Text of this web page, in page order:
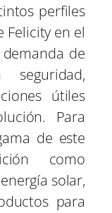
perfiles
Felicity en el
de
útiles
Para
de este
como
solar,
para